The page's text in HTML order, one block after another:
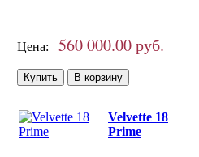
Цена: 560 000.00 руб.
Velvette 18
Prime